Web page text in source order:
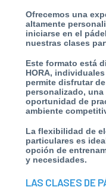
Ofrecemos una
altamente
iniciarse en el
nuestras clases
Este formato está
HORA,
permite disfrutar
personalizado,
oportunidadde
ambiente
La flexibilidad de
particulares es
opciónde
y necesidades.
LAS CLASES DE